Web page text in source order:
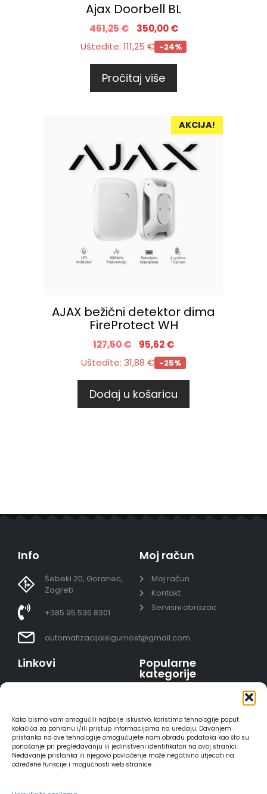
Kako bismo vam omogućili najbolje iskustvo, koristimo tehnologije poput
kolačića za pohranu i/ili pristup informacijama na uređaju. Davanjem
pristanka na ove tehnologije omogućujete nam obradu podataka kao što su
ponašanje pri pregledavanju ili jedinstveni identifikatori na ovoj stranici.
Nedavanje pristanka ili njegovo povlačenje može negativno utjecati na
određene funkcije i mogućnosti web stranice.
Ajax Doorbell BL
461,25€ 350,00€
Uštedite: 111,25 € -24%
Pročitaj više
AKCIJA!
AJAX bežični detektor dima
FireProtect WH
127,50€ 95,62€
Uštedite: 31,88 € -25%
Dodaj u košaricu
Info
Šebeki 20, Goranec,
Zagreb
+385 95 536 8301
automatizacijaisigurnost@gmail.com
Moj račun
Moj račun
Kontakt
Servisni obrazac
Linkovi
Sigurno plaćanje
karticama
Dostava
Načini plaćanja
Raskid ugovora
Popularne
kategorije
Video nadzor - kompleti
AJAX alarmi
HIKVISION portafoni
REOLINK kamere
DVC portafoni